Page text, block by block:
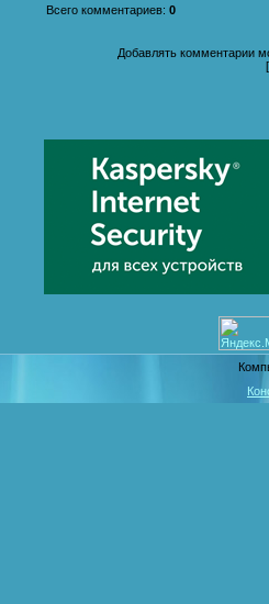
Всего комментариев: 0
Добавлять комментарии